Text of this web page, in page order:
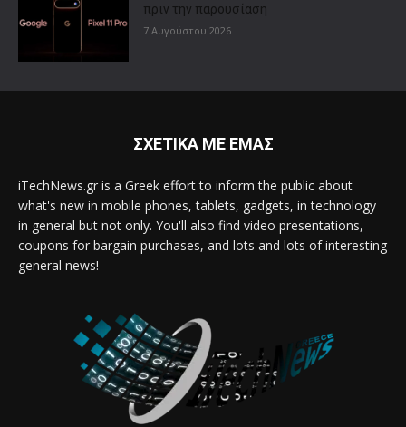
πριν την παρουσίαση
7 Αυγούστου 2026
ΣΧΕΤΙΚΑ ΜΕ ΕΜΑΣ
iTechNews.gr is a Greek effort to inform the public about
what's new in mobile phones, tablets, gadgets, in technology
in general but not only. You'll also find video presentations,
coupons for bargain purchases, and lots and lots of interesting
general news!